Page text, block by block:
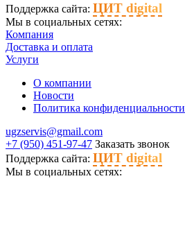
Поддержка сайта: ЦИТ digital
Мы в социальных сетях:
Компания
Доставка и оплата
Услуги
О компании
Новости
Политика конфиденциальности
ugzservis@gmail.com
+7 (950) 451-97-47 Заказать звонок
Поддержка сайта: ЦИТ digital
Мы в социальных сетях: